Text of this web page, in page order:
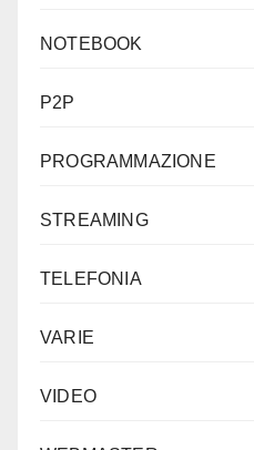
NOTEBOOK
P2P
PROGRAMMAZIONE
STREAMING
TELEFONIA
VARIE
VIDEO